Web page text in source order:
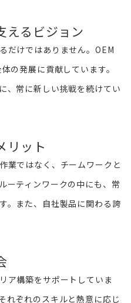
えるビジョン
だけではありません。OEM
の発展に貢献しています。
、常に新しい挑戦を続けてい
リット
業ではなく、チームワークと
ーティンワークの中にも、常
。また、自社製品に関わる誇
ア構築をサポートしていま
れぞれのスキルと熱意に応じ